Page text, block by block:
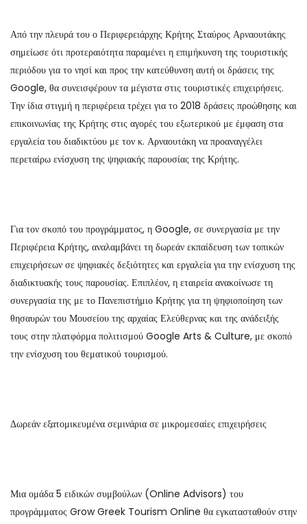
Από την πλευρά του ο Περιφερειάρχης Κρήτης Σταύρος Αρναουτάκης
σημείωσε ότι προτεραιότητα παραμένει η επιμήκυνση της τουριστικής
περιόδου για το νησί και προς την κατεύθυνση αυτή οι δράσεις της
Google, θα συνεισφέρουν τα μέγιστα στις τουριστικές επιχειρήσεις.
Την ίδια στιγμή η περιφέρεια τρέχει για το 2018 δράσεις προώθησης και
επικοινωνίας της Κρήτης στις αγορές του εξωτερικού με έμφαση στα
εργαλεία του διαδικτύου με τον κ. Αρναουτάκη να προαναγγέλει
περεταίρω ενίσχυση της ψηφιακής παρουσίας της Κρήτης.
Για τον σκοπό του προγράμματος, η Google, σε συνεργασία με την
Περιφέρεια Κρήτης, αναλαμβάνει τη δωρεάν εκπαίδευση των τοπικών
επιχειρήσεων σε ψηφιακές δεξιότητες και εργαλεία για την ενίσχυση της
διαδικτυακής τους παρουσίας. Επιπλέον, η εταιρεία ανακοίνωσε τη
συνεργασία της με το Πανεπιστήμιο Κρήτης για τη ψηφιοποίηση των
θησαυρών του Μουσείου της αρχαίας Ελεύθερνας και της ανάδειξής
τους στην πλατφόρμα πολιτισμού Google Arts & Culture, με σκοπό
την ενίσχυση του θεματικού τουρισμού.
Δωρεάν εξατομικευμένα σεμινάρια σε μικρομεσαίες επιχειρήσεις
Μια ομάδα 5 ειδικών συμβούλων (Online Advisors) του
προγράμματος Grow Greek Tourism Online θα εγκατασταθούν στην